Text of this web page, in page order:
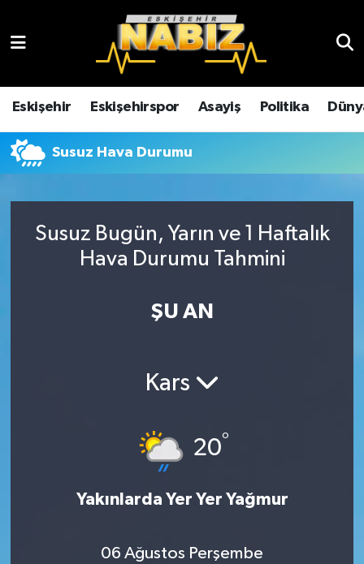
Eskişehir Eskişehirspor Asayiş Politika
Susuz Hava Durumu
Susuz Bugün, Yarın ve 1 Haftalık
Hava Durumu Tahmini
ŞU AN
Kars
20°
Yakınlarda Yer Yer Yağmur
06 Ağustos Perşembe
Çevre
Dünya
Ekonomi
Eskişehir
Eskişehir Hava Durumu
Eskişehir Trafik Yoğunluk Haritası
TFF 3.Lig 4.Grup Puan Durumu ve Fikstür
Son Dakika Haberleri
Haber Arşivi